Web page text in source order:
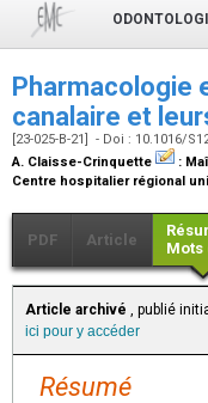
Pharmacologie
canalaire et
[23-025-B-21] - Doi : 10.1016/
A. Claisse-Crinquette
:
Centre hospitalier régional
PDF Article
Mots
Article archivé , publié
ici pour y accéder
Résumé